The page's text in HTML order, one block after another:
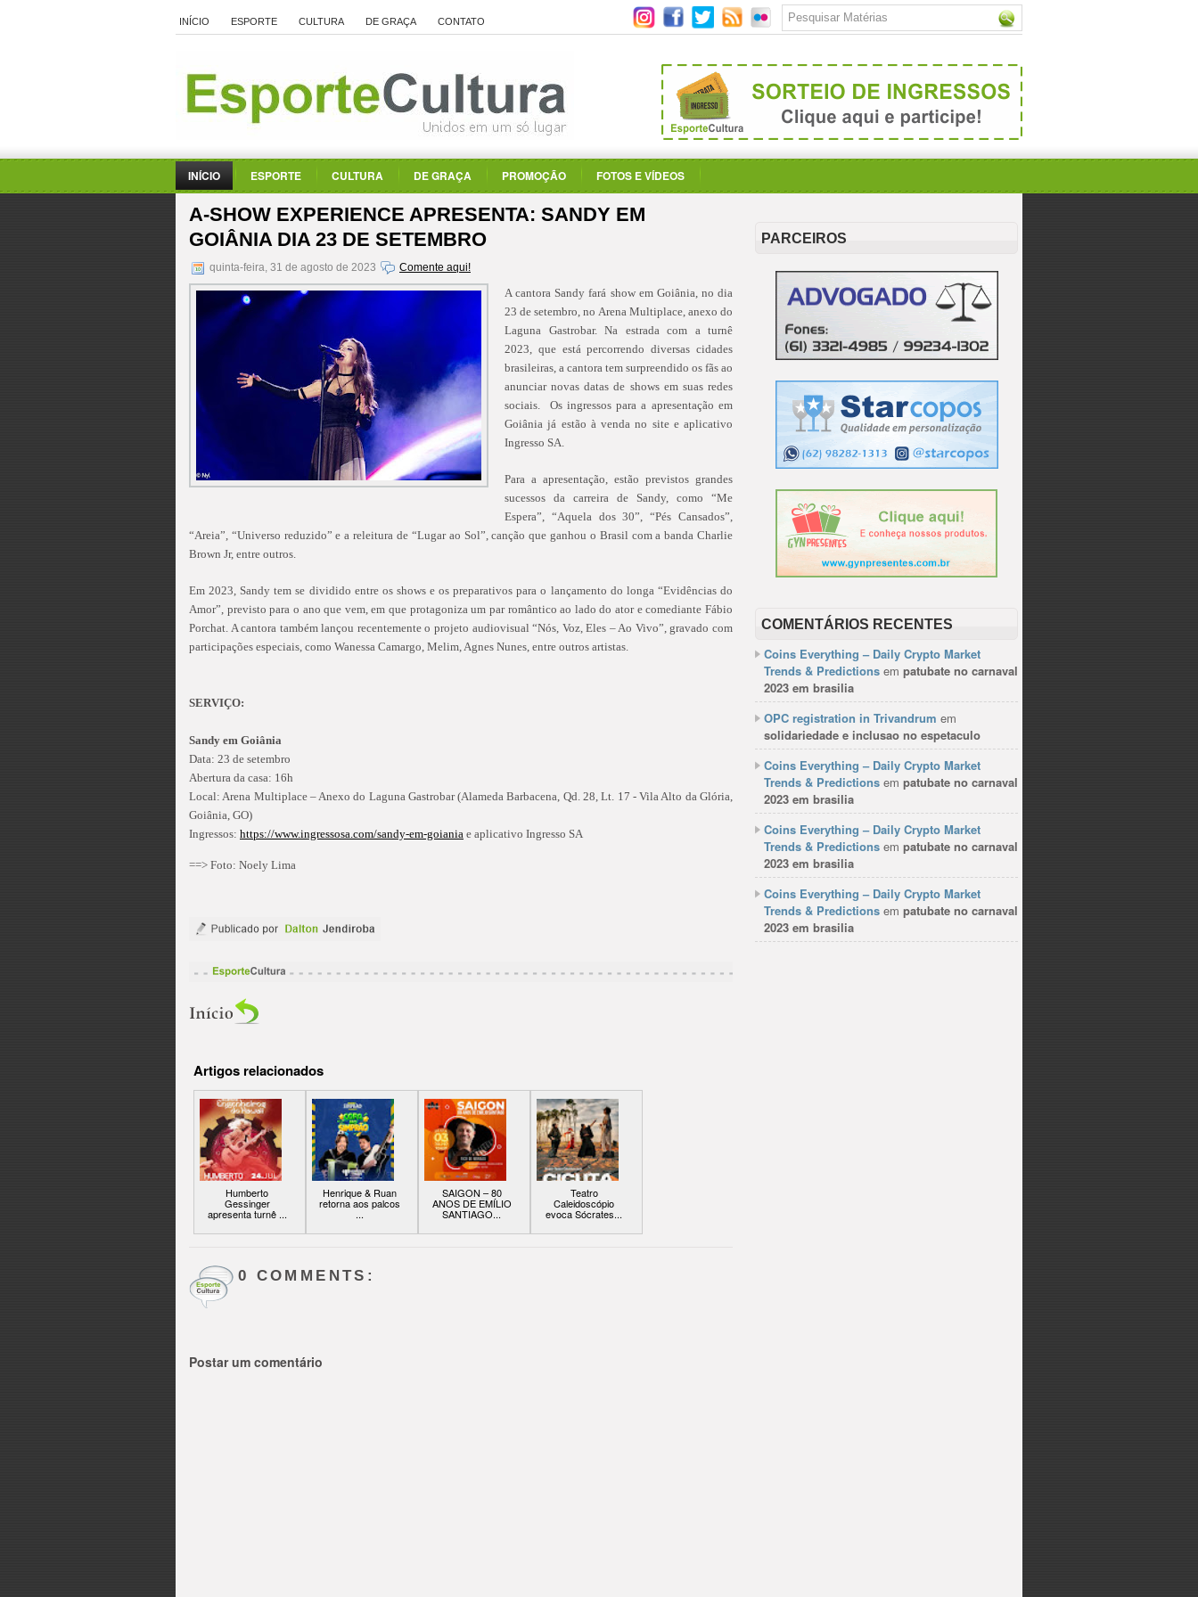
INÍCIO ESPORTE CULTURA DE GRAÇA CONTATO
INÍCIO ESPORTE CULTURA DE GRAÇA PROMOÇÃO FOTOS E VÍDEOS
A-SHOW EXPERIENCE APRESENTA: SANDY EM
GOIÂNIA DIA 23 DE SETEMBRO
quinta-feira, 31 de agosto de 2023 Comente aqui!
A cantora Sandy fará show em Goiânia, no dia
23 de setembro, no Arena Multiplace, anexo do
Laguna Gastrobar. Na estrada com a turnê
2023, que está percorrendo diversas cidades
brasileiras, a cantora tem surpreendido os fãs ao
anunciar novas datas de shows em suas redes
sociais. Os ingressos para a apresentação em
Goiânia já estão à venda no site e aplicativo
Ingresso SA.
Para a apresentação, estão previstos grandes
sucessos da carreira de Sandy, como “Me
Espera”, “Aquela dos 30”, “Pés Cansados”,
“Areia”, “Universo reduzido” e a releitura de “Lugar ao Sol”, canção que ganhou o Brasil com a banda Charlie
Brown Jr, entre outros.
Em 2023, Sandy tem se dividido entre os shows e os preparativos para o lançamento do longa “Evidências do
Amor”, previsto para o ano que vem, em que protagoniza um par romântico ao lado do ator e comediante Fábio
Porchat. A cantora também lançou recentemente o projeto audiovisual “Nós, Voz, Eles – Ao Vivo”, gravado com
participações especiais, como Wanessa Camargo, Melim, Agnes Nunes, entre outros artistas.
SERVIÇO:
Sandy em Goiânia
Data: 23 de setembro
Abertura da casa: 16h
Local: Arena Multiplace – Anexo do Laguna Gastrobar (Alameda Barbacena, Qd. 28, Lt. 17 - Vila Alto da Glória,
Goiânia, GO)
Ingressos: https://www.ingressosa.com/sandy-em-goiania e aplicativo Ingresso SA
==> Foto: Noely Lima
Artigos relacionados
Humberto
Gessinger
apresenta turnê ...
Henrique & Ruan
retorna aos palcos
...
SAIGON – 80
ANOS DE EMÍLIO
SANTIAGO...
Teatro
Caleidoscópio
evoca Sócrates...
0 COMMENTS:
Postar um comentário
PARCEIROS
COMENTÁRIOS RECENTES
Coins Everything – Daily Crypto Market
Trends & Predictions em patubate no carnaval
2023 em brasilia
OPC registration in Trivandrum em
solidariedade e inclusao no espetaculo
Coins Everything – Daily Crypto Market
Trends & Predictions em patubate no carnaval
2023 em brasilia
Coins Everything – Daily Crypto Market
Trends & Predictions em patubate no carnaval
2023 em brasilia
Coins Everything – Daily Crypto Market
Trends & Predictions em patubate no carnaval
2023 em brasilia